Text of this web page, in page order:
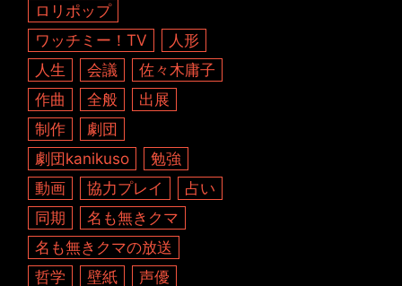
ロリポップ
ワッチミー！TV
人形
人生
会議
佐々木庸子
作曲
全般
出展
制作
劇団
劇団kanikuso
勉強
動画
協力プレイ
占い
同期
名も無きクマ
名も無きクマの放送
哲学
壁紙
声優